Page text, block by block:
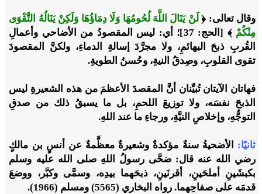
وقال تعالى: ﴿لَنْ يَنَالَ اللَّهَ لُحُومُهَا وَلَا دِمَاؤُهَا وَلَكِنْ يَنَالُهُ التَّقْوَى
مِنْكُمْ﴾
[الحج: 37]؛ أي: ليس المقصودُ من الأضاحي وأعمالِ
القُربِ ذبحَ البهائمِ، ولا مجرَّدَ إسالةِ الدماءِ، ولكنَّ المقصودَ
تقوى القلوبِ، وصِدقُ النيةِ، وحُسنُ الطويةِ.
فهاتان الآيتان تُبيِّنان أنَّ المقصدَ الأعظمَ من هذه الشعيرةِ ليس
الذبحَ نفسَه، ولا توزيعَ اللحمِ، بل ما يسبقُ ذلك من صدقِ
التوجُّهِ، وإخلاصِ النيَّةِ، ورجاءِ ما عند اللهِ.
ثانيًا:
الأضحيةُ سنةٌ مؤكدةٌ وشعيرةٌ معظَّمةٌ عن أنسٍ بن مالكٍ
رضي الله عنه قال: ضحَّى رسولُ اللهِ صلى الله عليه وسلم
بكبشَينِ أملحَينِ، أقرنَينِ، ذبحَهما بيدِه، وسمَّى وكبَّر، ووضعَ
قدمَه على صفاحِهما. رواه البخاري (5565) ومسلم (1966).